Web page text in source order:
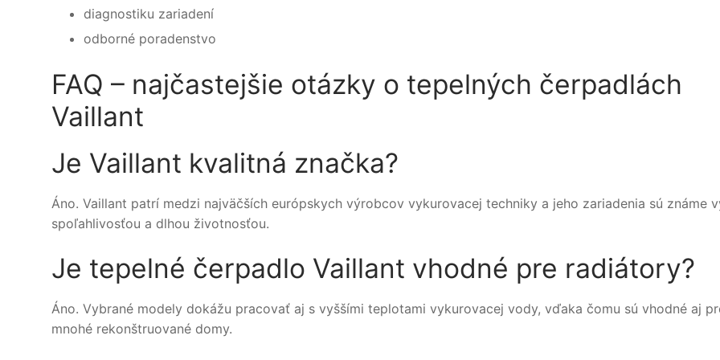
diagnostiku zariadení
odborné poradenstvo
FAQ – najčastejšie otázky o tepelných čerpadlách
Vaillant
Je Vaillant kvalitná značka?
Áno. Vaillant patrí medzi najväčších európskych výrobcov vykurovacej techniky a jeho zariadenia sú známe
spoľahlivosťou a dlhou životnosťou.
Je tepelné čerpadlo Vaillant vhodné pre radiátory?
Áno. Vybrané modely dokážu pracovať aj s vyššími teplotami vykurovacej vody, vďaka čomu sú vhodné aj
mnohé rekonštruované domy.